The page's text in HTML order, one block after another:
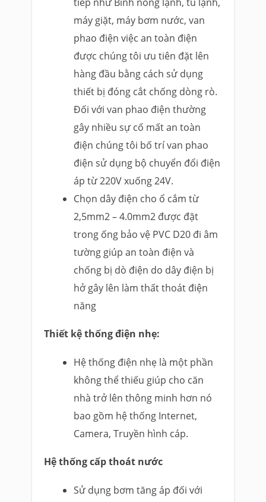
máy giặt, máy bơm nước, van
phao điện việc an toàn điện
được chúng tôi ưu tiên đặt lên
hàng đầu bằng cách sử dụng
thiết bị đóng cắt chống dòng rò.
Đối với van phao điện thường
gây nhiều sự cố mất an toàn
điện chúng tôi bố trí van phao
điện sử dụng bộ chuyển đổi điện
áp từ 220V xuống 24V.
Chọn dây điện cho ổ cắm từ
2,5mm2 – 4.0mm2 được đặt
trong ống bảo vệ PVC D20 đi âm
tường giúp an toàn điện và
chống bị dò điện do dây điện bị
hở gây lên làm thất thoát điện
năng
Thiết kệ thống điện nhẹ:
Hệ thống điện nhẹ là một phần
không thể thiếu giúp cho căn
nhà trở lên thông minh hơn nó
bao gồm hệ thống Internet,
Camera, Truyền hình cáp.
Hệ thống cấp thoát nước
Sử dụng bơm tăng áp đối với